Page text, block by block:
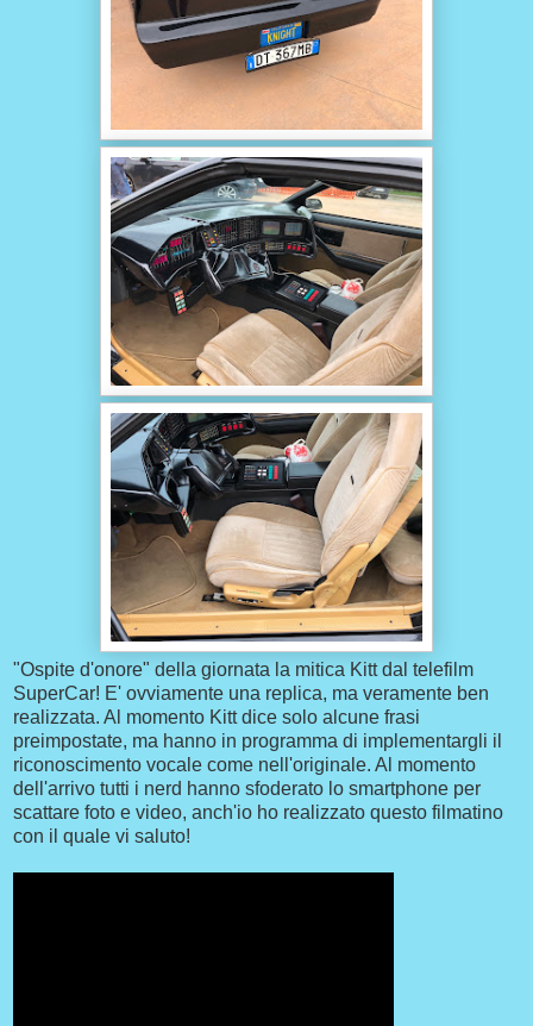
"Ospite d'onore" della giornata la mitica Kitt dal telefilm
SuperCar! E' ovviamente una replica, ma veramente ben
realizzata. Al momento Kitt dice solo alcune frasi
preimpostate, ma hanno in programma di implementargli il
riconoscimento vocale come nell'originale. Al momento
dell'arrivo tutti i nerd hanno sfoderato lo smartphone per
scattare foto e video, anch'io ho realizzato questo filmatino
con il quale vi saluto!